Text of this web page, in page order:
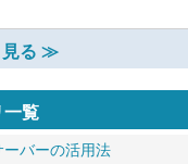
見る ≫
覧
バーの活用法